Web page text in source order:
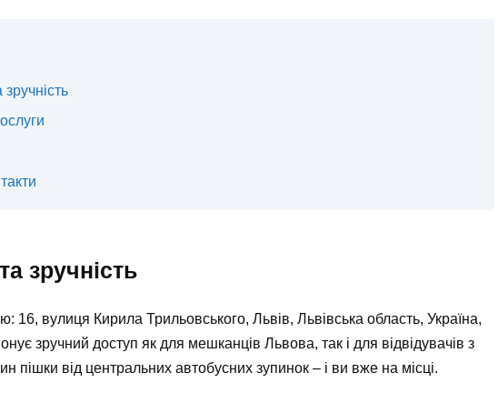
зручність
16, вулиця Кирила Трильовського, Львів, Львівська область, Україна,
зручний доступ як для мешканців Львова, так і для відвідувачів з
пішки від центральних автобусних зупинок – і ви вже на місці.